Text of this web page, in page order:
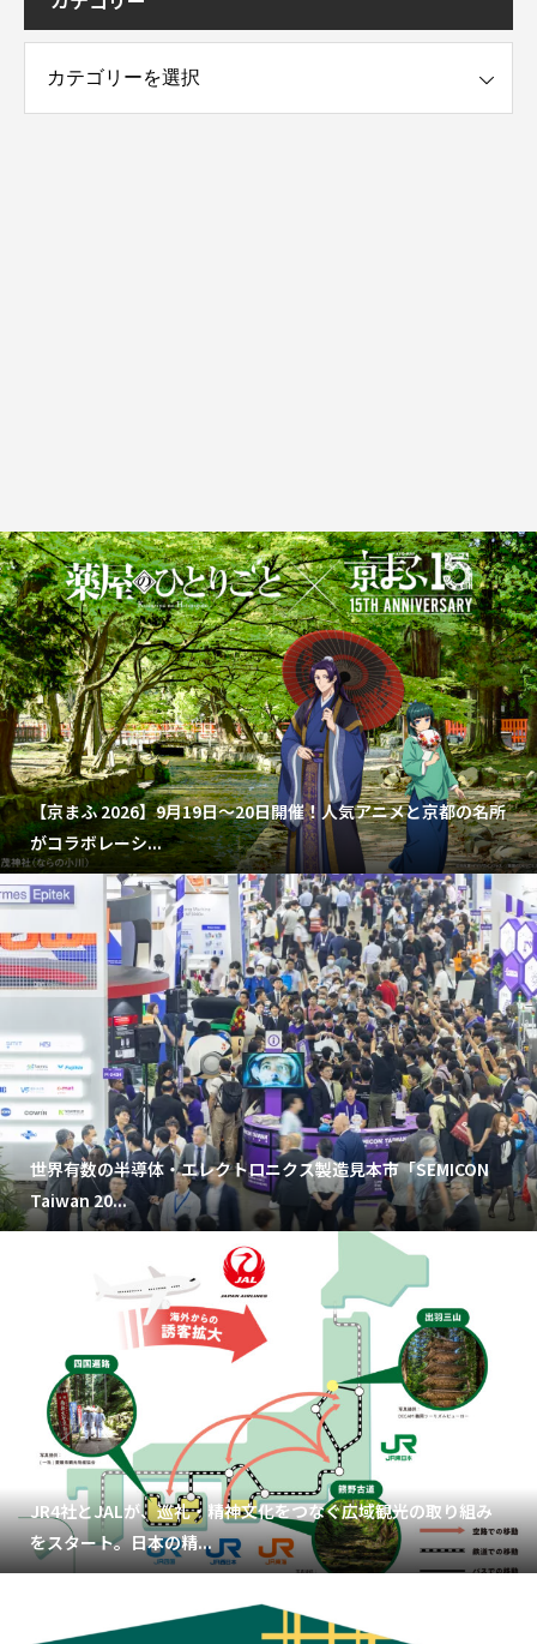
【京まふ 2026】9月19日～20日開催！人気アニメと京都の名所
がコラボレーシ...
世界有数の半導体・エレクトロニクス製造見本市「SEMICON
Taiwan 20...
JR4社とJALが、巡礼・精神文化をつなぐ広域観光の取り組み
をスタート。日本の精...